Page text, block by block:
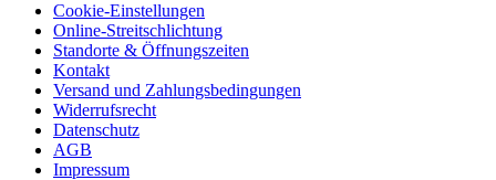
Cookie-Einstellungen
Online-Streitschlichtung
Standorte & Öffnungszeiten
Kontakt
Versand und Zahlungsbedingungen
Widerrufsrecht
Datenschutz
AGB
Impressum